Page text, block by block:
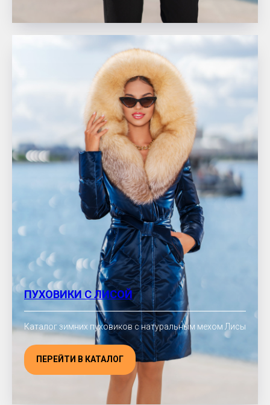
ПУХОВИКИ С ЛИСОЙ
Каталог зимних пуховиков с натуральным мехом Лисы
ПЕРЕЙТИ В КАТАЛОГ